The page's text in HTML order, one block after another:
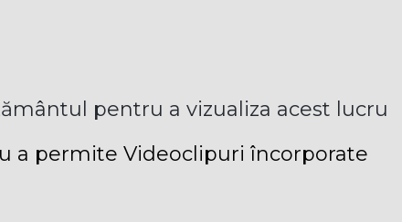
pentru a vizualiza acest lucru
a permite Videoclipuri încorporate